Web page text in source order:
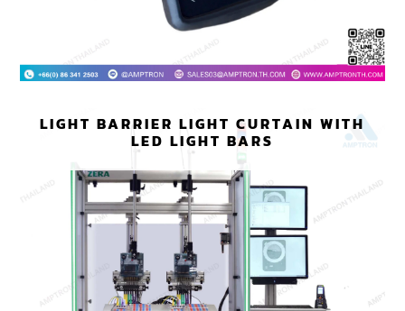
LIGHT BARRIER LIGHT CURTAIN WITH
LED LIGHT BARS